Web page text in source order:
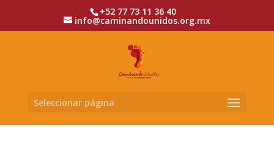
+52 77 73 11 36 40
info@caminandounidos.org.mx
Seleccionar página